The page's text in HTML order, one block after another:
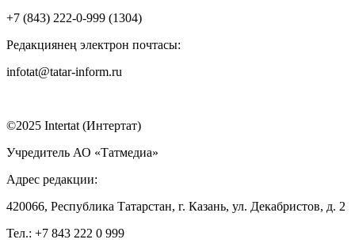
+7 (843) 222-0-999 (1304)
Редакциянең электрон почтасы:
infotat@tatar-inform.ru
©2025 Intertat (Интертат)
Учредитель АО «Татмедиа»
Адрес редакции:
420066, Республика Татарстан, г. Казань, ул. Декабристов, д. 2
Тел.: +7 843 222 0 999